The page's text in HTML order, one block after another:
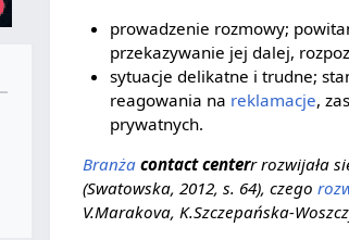
prowadzenie rozmowy;
przekazywanie jej dalej,
sytuacje delikatne i trudne;
reagowania na reklamacje,
prywatnych.
Branża contact centerr rozwijała
(Swatowska, 2012, s. 64), czego
V.Marakova, K.Szczepańska-